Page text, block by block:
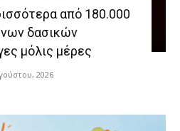
από 180.000
δασικών
μόλις μέρες
2026